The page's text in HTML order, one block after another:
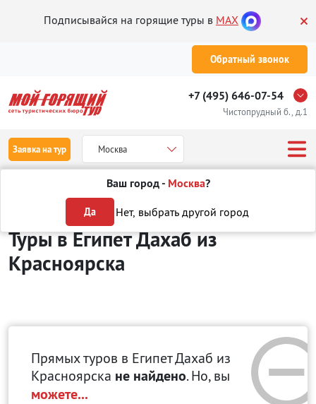
Подписывайся на горящие туры в MAX
Обратный звонок
+7 (495) 646-07-54
Чистопрудный б., д.1
Заявка на тур Москва
Ваш город - Москва?
Да Нет, выбрать другой город
Отдых в Египте Дахаб
Туры в Египет Дахабиз
Красноярска
Прямых туров в Египет Дахаб из
Красноярска не найдено. Но, вы
можете...